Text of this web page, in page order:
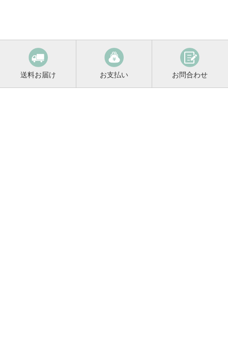
送料お届け お支払い お問合わせ